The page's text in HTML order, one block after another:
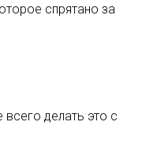
спрятано за
делать это с